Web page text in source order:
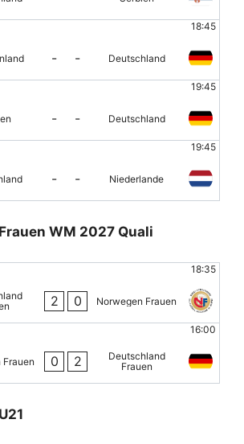
18:45
- - Deutschland
19:45
- - Deutschland
19:45
- - Niederlande
WM 2027 Quali
18:35
2 0 Norwegen Frauen
16:00
0 2
Deutschland
Frauen